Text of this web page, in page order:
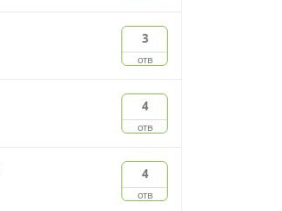
3
отв
4
отв
4
отв